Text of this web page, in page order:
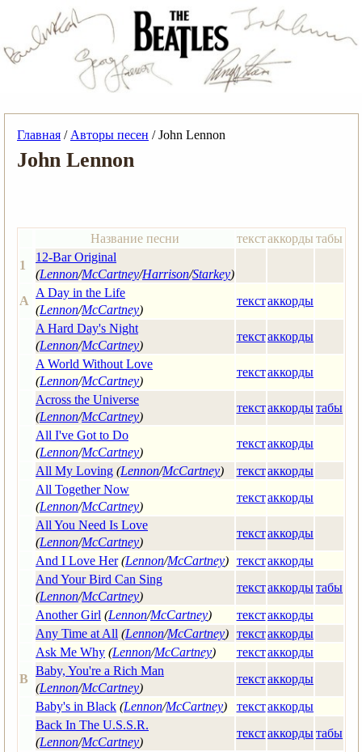
Главная / Авторы песен / John Lennon
John Lennon
Название песни текстаккорды табы
1
12-Bar Original
(Lennon/McCartney/Harrison/Starkey)
A
A Day in the Life
(Lennon/McCartney)
текстаккорды
A Hard Day's Night
(Lennon/McCartney)
текстаккорды
A World Without Love
(Lennon/McCartney)
текстаккорды
Across the Universe
(Lennon/McCartney)
текстаккордытабы
All I've Got to Do
(Lennon/McCartney)
текстаккорды
All My Loving (Lennon/McCartney) текстаккорды
All Together Now
(Lennon/McCartney)
текстаккорды
All You Need Is Love
(Lennon/McCartney)
текстаккорды
And I Love Her (Lennon/McCartney) текстаккорды
And Your Bird Can Sing
(Lennon/McCartney)
текстаккордытабы
Another Girl (Lennon/McCartney) текстаккорды
Any Time at All (Lennon/McCartney) текстаккорды
Ask Me Why (Lennon/McCartney) текстаккорды
B
Baby, You're a Rich Man
(Lennon/McCartney)
текстаккорды
Baby's in Black (Lennon/McCartney) текстаккорды
Back In The U.S.S.R.
(Lennon/McCartney)
текстаккордытабы